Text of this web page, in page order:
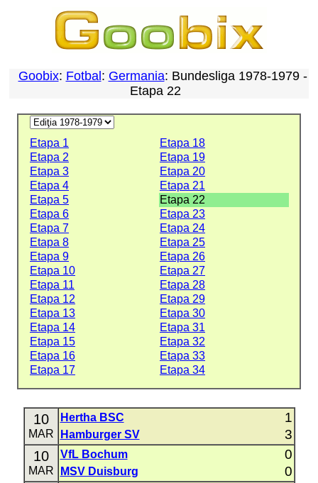
Goobix: Fotbal : Germania: Bundesliga 1978-1979 -
Etapa 22
Etapa 1
Etapa 18
Etapa 2
Etapa 19
Etapa 3
Etapa 20
Etapa 4
Etapa 21
Etapa 5
Etapa 22
Etapa 6
Etapa 23
Etapa 7
Etapa 24
Etapa 8
Etapa 25
Etapa 9
Etapa 26
Etapa 10
Etapa 27
Etapa 11
Etapa 28
Etapa 12
Etapa 29
Etapa 13
Etapa 30
Etapa 14
Etapa 31
Etapa 15
Etapa 32
Etapa 16
Etapa 33
Etapa 17
Etapa 34
10
MAR
Hertha BSC 1
Hamburger SV 3
10
MAR
VfL Bochum 0
MSV Duisburg 0